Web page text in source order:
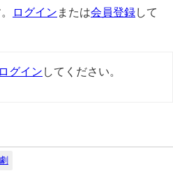
ログイン または会員登録して
ログイン してください。